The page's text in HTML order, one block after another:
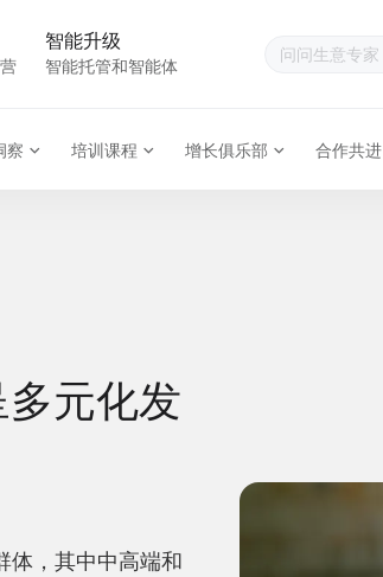
智能升级
智能托管和智能体
察 培训课程 增长俱乐部 合作共进
元化发
体，其中中高端和